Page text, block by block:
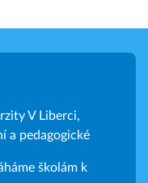
V Liberci,
a pedagogické
školám k